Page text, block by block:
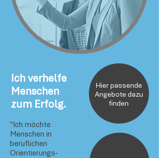
Ich verhelfe
Menschen
zum Erfolg.
"Ich möchte
Menschen in
beruflichen
Orientierungs-
Hier passende
Angebote dazu
finden